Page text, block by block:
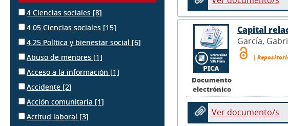
4 Ciencias sociales [8]
4.05 Ciencias sociales [15]
4.25 Política y bienestar social [6]
Abuso de menores [1]
Acceso a la información [1]
Accidente [2]
Acción comunitaria [1]
Actitud laboral [3]
Documento
electrónico
Capital
García,
|
Ver documento/s